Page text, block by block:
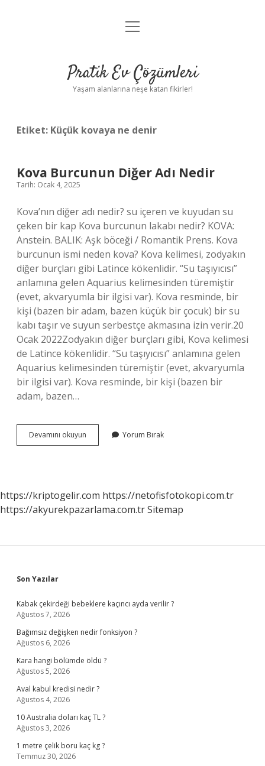
Anasayfa
Yasal Uyarı
menüyü
Pratik Ev Çözümleri
Yaşam alanlarına neşe katan fikirler!
Etiket: Küçük kovaya ne denir
Kova Burcunun Diğer Adı Nedir
Tarih: Ocak 4, 2025
Kova’nın diğer adı nedir? su içeren ve kuyudan su
çeken bir kap Kova burcunun lakabı nedir? KOVA:
Anstein. BALIK: Aşk böceği / Romantik Prens. Kova
burcunun ismi neden kova? Kova kelimesi, zodyakın
diğer burçları gibi Latince kökenlidir. “Su taşıyıcısı”
anlamına gelen Aquarius kelimesinden türemiştir
(evet, akvaryumla bir ilgisi var). Kova resminde, bir
kişi (bazen bir adam, bazen küçük bir çocuk) bir su
kabı taşır ve suyun serbestçe akmasına izin verir.20
Ocak 2022Zodyakın diğer burçları gibi, Kova kelimesi
de Latince kökenlidir. “Su taşıyıcısı” anlamına gelen
Aquarius kelimesinden türemiştir (evet, akvaryumla
bir ilgisi var). Kova resminde, bir kişi (bazen bir
adam, bazen…
Devamını okuyun
Burcunun
Yorum Bırak
https://kriptogelir.com https://netofisfotokopi.com.tr
https://akyurekpazarlama.com.trSitemap
Sidebar
Son Yazılar
Kabak çekirdeği bebeklere kaçıncı ayda verilir ?
Ağustos 7, 2026
Bağımsız değişken nedir fonksiyon ?
Ağustos 6, 2026
Kara hangi bölümde öldü ?
Ağustos 5, 2026
Aval kabul kredisi nedir ?
Ağustos 4, 2026
10 Australia doları kaç TL ?
Ağustos 3, 2026
1 metre çelik boru kaç kg ?
Temmuz 30, 2026